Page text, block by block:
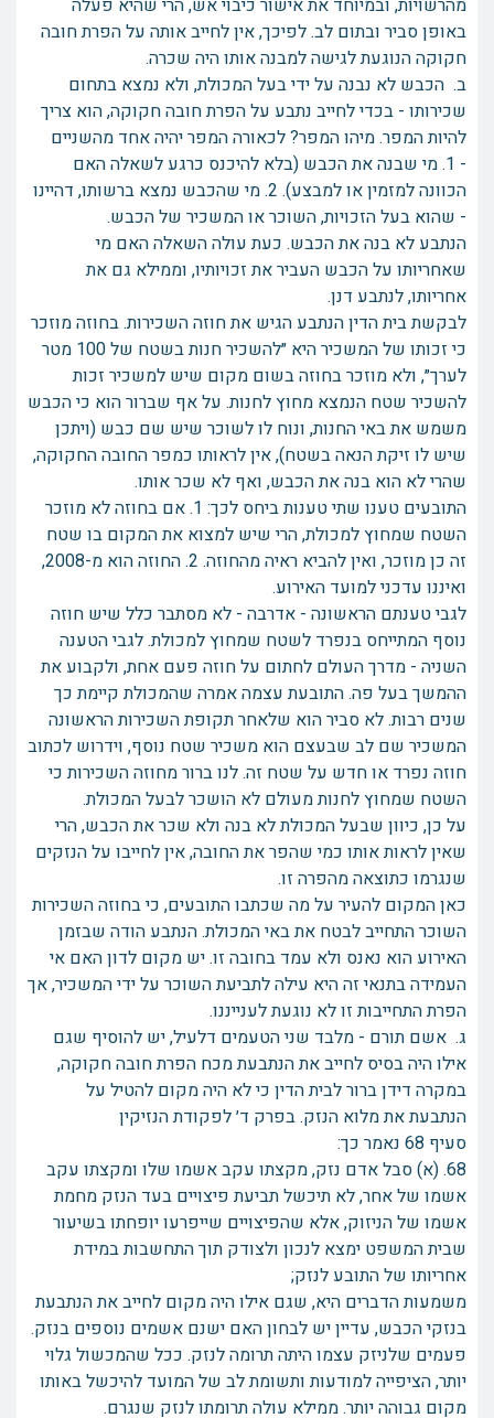
מהרשויות, ובמיוחד את אישור כיבוי אש, הרי שהיא פעלה
באופן סביר ובתום לב. לפיכך, אין לחייב אותה על הפרת חובה
חקוקה הנוגעת לגישה למבנה אותו היה שכרה.
ב. הכבש לא נבנה על ידי בעל המכולת, ולא נמצא בתחום
שכירותו - בכדי לחייב נתבע על הפרת חובה חקוקה, הוא צריך
להיות המפר. מיהו המפר? לכאורה המפר יהיה אחד מהשניים
- 1. מי שבנה את הכבש (בלא להיכנס כרגע לשאלה האם
הכוונה למזמין או למבצע). 2. מי שהכבש נמצא ברשותו, דהיינו
- שהוא בעל הזכויות, השוכר או המשכיר של הכבש.
הנתבע לא בנה את הכבש. כעת עולה השאלה האם מי
שאחריותו על הכבש העביר את זכויותיו, וממילא גם את
אחריותו, לנתבע דנן.
לבקשת בית הדין הנתבע הגיש את חוזה השכירות. בחוזה מוזכר
כי זכותו של המשכיר היא ״להשכיר חנות בשטח של 100 מטר
לערך״, ולא מוזכר בחוזה בשום מקום שיש למשכיר זכות
להשכיר שטח הנמצא מחוץ לחנות. על אף שברור הוא כי הכבש
משמש את באי החנות, ונוח לו לשוכר שיש שם כבש (ויתכן
שיש לו זיקת הנאה בשטח), אין לראותו כמפר החובה החקוקה,
שהרי לא הוא בנה את הכבש, ואף לא שכר אותו.
התובעים טענו שתי טענות ביחס לכך: 1. אם בחוזה לא מוזכר
השטח שמחוץ למכולת, הרי שיש למצוא את המקום בו שטח
זה כן מוזכר, ואין להביא ראיה מהחוזה. 2. החוזה הוא מ-2008,
ואיננו עדכני למועד האירוע.
לגבי טענתם הראשונה - אדרבה - לא מסתבר כלל שיש חוזה
נוסף המתייחס בנפרד לשטח שמחוץ למכולת. לגבי הטענה
השניה - מדרך העולם לחתום על חוזה פעם אחת, ולקבוע את
ההמשך בעל פה. התובעת עצמה אמרה שהמכולת קיימת כך
שנים רבות. לא סביר הוא שלאחר תקופת השכירות הראשונה
המשכיר שם לב שבעצם הוא משכיר שטח נוסף, וידרוש לכתוב
חוזה נפרד או חדש על שטח זה. לנו ברור מחוזה השכירות כי
השטח שמחוץ לחנות מעולם לא הושכר לבעל המכולת.
על כן, כיוון שבעל המכולת לא בנה ולא שכר את הכבש, הרי
שאין לראות אותו כמי שהפר את החובה, אין לחייבו על הנזקים
שנגרמו כתוצאה מהפרה זו.
כאן המקום להעיר על מה שכתבו התובעים, כי בחוזה השכירות
השוכר התחייב לבטח את באי המכולת. הנתבע הודה שבזמן
האירוע הוא נאנס ולא עמד בחובה זו. יש מקום לדון האם אי
העמידה בתנאי זה היא עילה לתביעת השוכר על ידי המשכיר, אך
הפרת התחייבות זו לא נוגעת לענייננו.
ג. אשם תורם - מלבד שני הטעמים דלעיל, יש להוסיף שגם
אילו היה בסיס לחייב את הנתבעת מכח הפרת חובה חקוקה,
במקרה דידן ברור לבית הדין כי לא היה מקום להטיל על
הנתבעת את מלוא הנזק. בפרק ד׳ לפקודת הנזיקין
סעיף 68 נאמר כך:
68. (א) סבל אדם נזק, מקצתו עקב אשמו שלו ומקצתו עקב
אשמו של אחר, לא תיכשל תביעת פיצויים בעד הנזק מחמת
אשמו של הניזוק, אלא שהפיצויים שייפרעו יופחתו בשיעור
שבית המשפט ימצא לנכון ולצודק תוך התחשבות במידת
אחריותו של התובע לנזק;
משמעות הדברים היא, שגם אילו היה מקום לחייב את הנתבעת
בנזקי הכבש, עדיין יש לבחון האם ישנם אשמים נוספים בנזק.
פעמים שלניזק עצמו היתה תרומה לנזק. ככל שהמכשול גלוי
יותר, הציפייה למודעות ותשומת לב של המועד להיכשל באותו
מקום גבוהה יותר. ממילא עולה תרומתו לנזק שנגרם.